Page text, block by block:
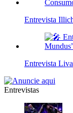
Entrevista
Entrevista
Entrevistas